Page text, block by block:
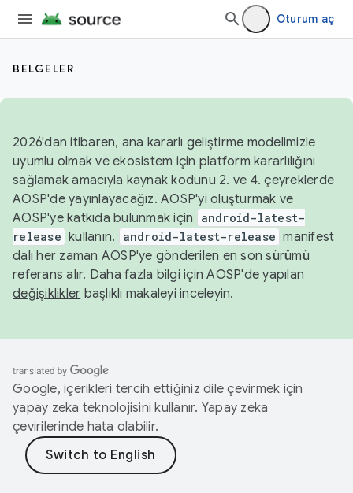
Oturum aç
BELGELER
2026'dan itibaren, ana kararlı geliştirme modelimizle
uyumlu olmak ve ekosistem için platform kararlılığını
sağlamak amacıyla kaynak kodunu 2. ve 4. çeyreklerde
AOSP'de yayınlayacağız. AOSP'yi oluşturmak ve
AOSP'ye katkıda bulunmak için
android-latest-
release kullanın. android-latest-release manifest
dalı her zaman AOSP'ye gönderilen en son sürümü
referans alır. Daha fazla bilgi içinAOSP'de yapılan
değişiklikler başlıklı makaleyi inceleyin.
Google, içerikleri tercih ettiğiniz dile çevirmek için
yapay zeka teknolojisini kullanır. Yapay zeka
çevirilerinde hata olabilir.